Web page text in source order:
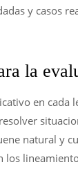
y casos
la
en cada
natural y
los